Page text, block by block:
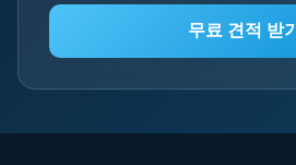
무료 견적 받기